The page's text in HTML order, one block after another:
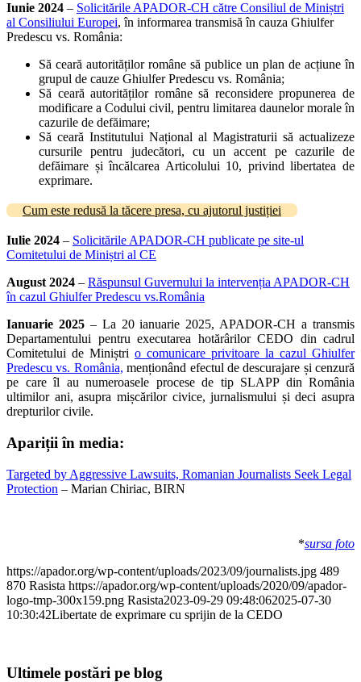
Iunie 2024 – Solicitările APADOR-CH către Consiliul de Miniștri
al Consiliului Europei, în informarea transmisă în cauza Ghiulfer
Predescu vs. România:
Să ceară autorităților române să publice un plan de acțiune în
grupul de cauze Ghiulfer Predescu vs. România;
Să ceară autorităților române să reconsidere propunerea de
modificare a Codului civil, pentru limitarea daunelor morale în
cazurile de defăimare;
Să ceară Institutului Național al Magistraturii să actualizeze
cursurile pentru judecători, cu un accent pe cazurile de
defăimare și încălcarea Articolului 10, privind libertatea de
exprimare.
Cum este redusă la tăcere presa, cu ajutorul justiției
Iulie 2024 – Solicitările APADOR-CH publicate pe site-ul
Comitetului de Miniștri al CE
August 2024 – Răspunsul Guvernului la intervenția APADOR-CH
în cazul Ghiulfer Predescu vs.România
Ianuarie 2025– La 20 ianuarie 2025, APADOR-CH a transmis
Departamentului pentru executarea hotărârilor CEDO din cadrul
Comitetului de Miniștri o comunicare privitoare la cazul Ghiulfer
Predescu vs. România, menționând efectul de descurajare și cenzură
pe care îl au numeroasele procese de tip SLAPP din România
ultimilor ani, asupra mișcărilor civice, jurnalismului și deci asupra
drepturilor civile.
Apariții în media:
Targeted by Aggressive Lawsuits, Romanian Journalists Seek Legal
Protection – Marian Chiriac, BIRN
*sursa foto
https://apador.org/wp-content/uploads/2023/09/journalists.jpg 489
870 Rasista https://apador.org/wp-content/uploads/2020/09/apador-
logo-tmp-300x159.png Rasista2023-09-29 09:48:062025-07-30
10:30:42Libertate de exprimare cu sprijin de la CEDO
Ultimele postări pe blog